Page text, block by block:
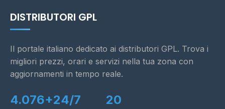
DISTRIBUTORI GPL
Il portale italiano dedicato ai distributori GPL. Trova i
migliori prezzi, orari e servizi nella tua zona con
aggiornamenti in tempo reale.
4.076+24/7 20